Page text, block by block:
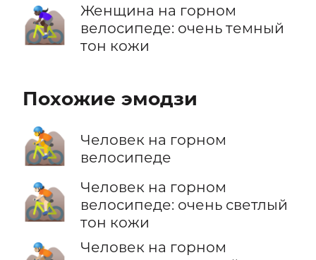
🚵🏿‍♀️
Женщина на горном
велосипеде: очень темный
тон кожи
Похожие эмодзи
🚵
Человек на горном
велосипеде
🚵🏻
Человек на горном
велосипеде: очень светлый
тон кожи
Человек на горном